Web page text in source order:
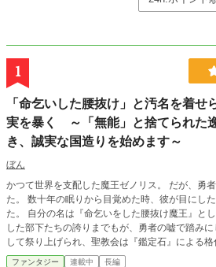
1
「命乞いした腰抜け」と汚名を着せ
実を暴く ～「無能」と捨てられた
き、誠実な国造りを始めます～
ぼん
かつて世界を支配した魔王ゼノリス。 だが、勇者の卑怯な策略に嵌り、敗北し
た。 数十年の眠りから目覚めた時、彼が目にしたのは──変わり果てた世界だっ
た。 自分の名は『命乞いをした腰抜け魔王』として歴史に刻まれ、忠義を尽く
した部下たちの誇りまでもが、勇者の嘘で踏みにじられて
して祭り上げられ、聖教会は『鑑定石』による格
魔力が低いというだけで、才能は切り捨てられる世界。 媚びへつらう
ファンタジー 連載中 長編